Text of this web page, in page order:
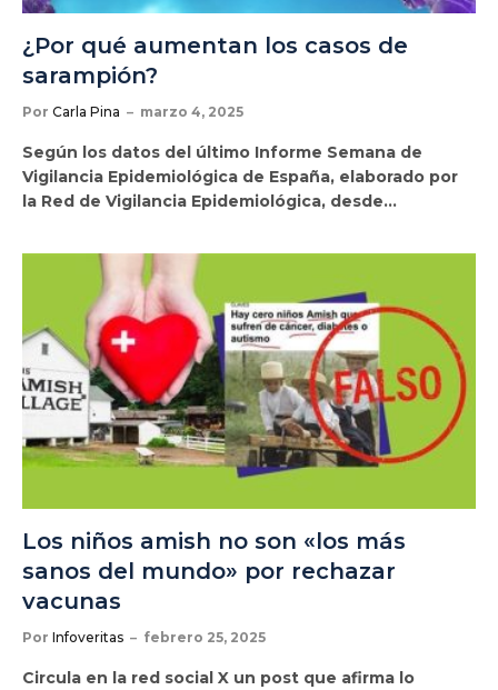
¿Por qué aumentan los casos de
sarampión?
Por Carla Pina marzo 4, 2025
Según los datos del último Informe Semana de
Vigilancia Epidemiológica de España, elaborado por
la Red de Vigilancia Epidemiológica, desde…
Los niños amish no son «los más
sanos del mundo» por rechazar
vacunas
Por Infoveritas febrero 25, 2025
Circula en la red social X un post que afirma lo